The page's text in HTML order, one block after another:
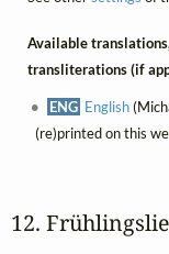
Available
transliterations (if
ENG English
(re)printed on this
12.